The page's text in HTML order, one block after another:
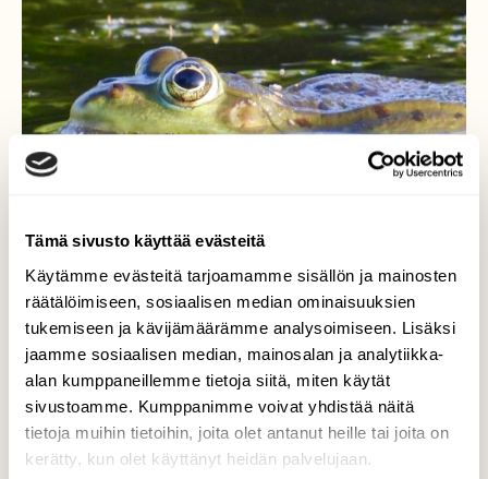
Tämä sivusto käyttää evästeitä
Käytämme evästeitä tarjoamamme sisällön ja mainosten
räätälöimiseen, sosiaalisen median ominaisuuksien
tukemiseen ja kävijämäärämme analysoimiseen. Lisäksi
jaamme sosiaalisen median, mainosalan ja analytiikka-
alan kumppaneillemme tietoja siitä, miten käytät
sivustoamme. Kumppanimme voivat yhdistää näitä
tietoja muihin tietoihin, joita olet antanut heille tai joita on
kerätty, kun olet käyttänyt heidän palvelujaan.
Saku sammakko
Saku sammakko